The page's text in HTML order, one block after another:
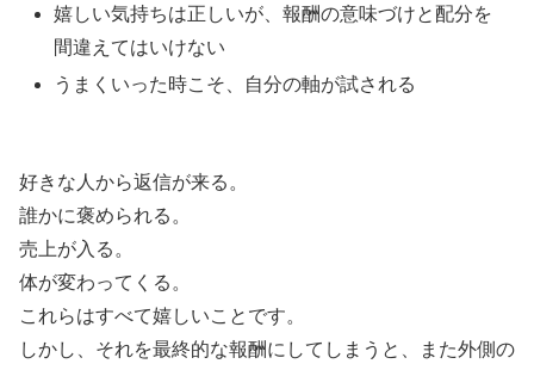
嬉しい気持ちは正しいが、報酬の意味づけと配分を
間違えてはいけない
うまくいった時こそ、自分の軸が試される
好きな人から返信が来る。
誰かに褒められる。
売上が入る。
体が変わってくる。
これらはすべて嬉しいことです。
しかし、それを最終的な報酬にしてしまうと、また外側の